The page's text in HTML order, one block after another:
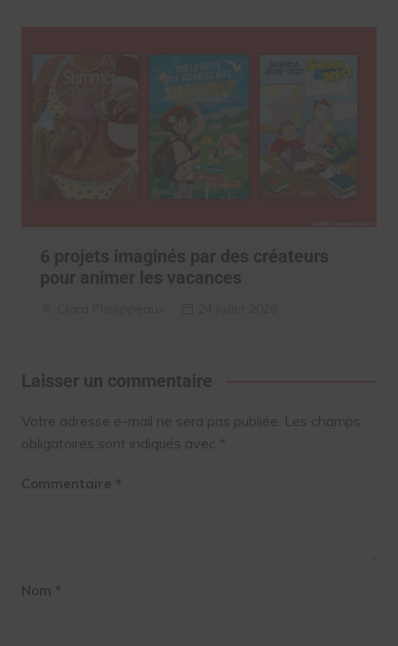
6 projets imaginés par des créateurs
pour animer les vacances
Laisser un commentaire
Votre adresse e-mail ne sera pas publiée. Les champs
obligatoires sont indiqués avec *
Commentaire *
Nom *